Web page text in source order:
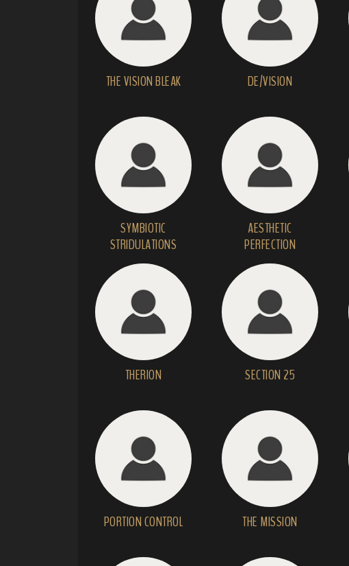
THE VISION BLEAK DE/VISION
SYMBIOTIC
STRIDULATIONS
AESTHETIC
PERFECTION
THERION SECTION 25
PORTION CONTROL THE MISSION